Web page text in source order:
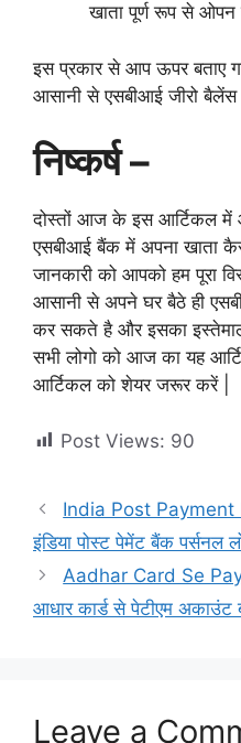
खाता पूर्ण रूप से ओपन
इस प्रकार से आप ऊपर बताए
आसानी से एसबीआई जीरो
निष्कर्ष –
दोस्तों आज के इस आर्टिकल में
एसबीआई बैंक में अपना खाता
जानकारी को आपको हम पूरा
आसानी से अपने घर बैठे ही
कर सकते है और इसका
सभी लोगो को आज का यह
आर्टिकल को शेयर जरूर करें |
Post Views: 90
India Post Payment
इंडिया पोस्ट पेमेंट बैंक पर्सनल
Aadhar Card Se
आधार कार्ड से पेटीएम अकाउंट
Leave a